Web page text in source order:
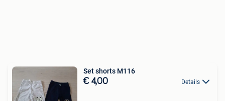
Set shorts M116
€ 4,00 Details